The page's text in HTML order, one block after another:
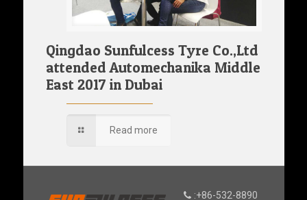
Qingdao Sunfulcess Tyre Co.,Ltd
attended Automechanika Middle
East 2017 in Dubai
Read more
:+86-532-8890